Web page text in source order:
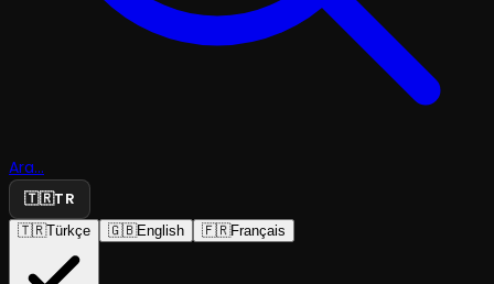
Ara...
🇹🇷TR
🇹🇷Türkçe 🇬🇧English 🇫🇷Français